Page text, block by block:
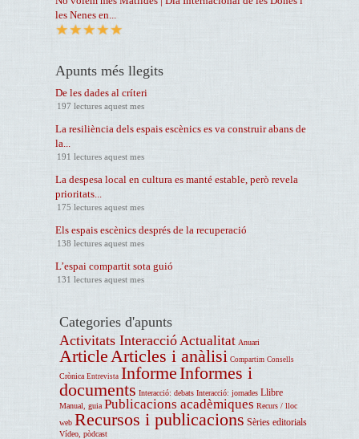
les Nenes en...
Apunts més llegits
De les dades al críteri
197 lectures aquest mes
La resiliència dels espais escènics es va construir abans de
la...
191 lectures aquest mes
La despesa local en cultura es manté estable, però revela
prioritats...
175 lectures aquest mes
Els espais escènics després de la recuperació
138 lectures aquest mes
L’espai compartit sota guió
131 lectures aquest mes
Categories d'apunts
Activitats Interacció Actualitat Anuari
Article Articles i anàlisi Compartim Consells
Crònica Entrevista InformeInformes i
documents Interacció: debats Interacció: jornades Llibre
Manual, guia Publicacions acadèmiques Recurs / lloc
web Recursos i publicacions Sèries editorials
Vídeo, pòdcast